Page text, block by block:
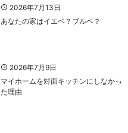
2026年7月13日
あなたの家はイエベ？ブルベ？
2026年7月9日
マイホームを対面キッチンにしなかっ
た理由